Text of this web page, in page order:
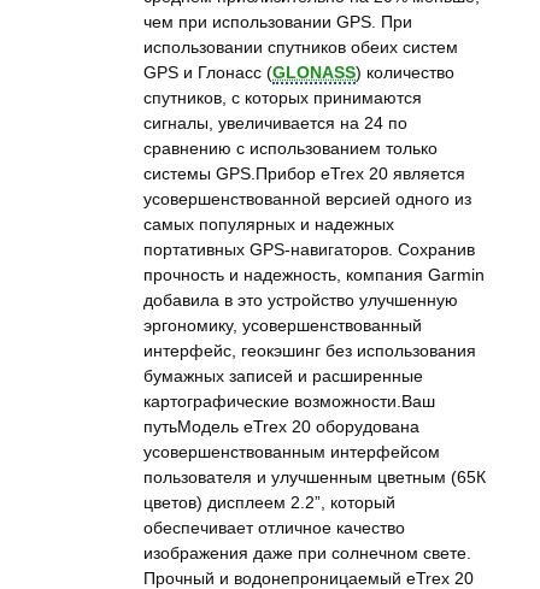
чем при использовании GPS. При
использовании спутников обеих систем
GPS и Глонасс (GLONASS) количество
спутников, с которых принимаются
сигналы, увеличивается на 24 по
сравнению с использованием только
системы GPS.Прибор eTrex 20 является
усовершенствованной версией одного из
самых популярных и надежных
портативных GPS-навигаторов. Сохранив
прочность и надежность, компания Garmin
добавила в это устройство улучшенную
эргономику, усовершенствованный
интерфейс, геокэшинг без использования
бумажных записей и расширенные
картографические возможности.Ваш
путьМодель eTrex 20 оборудована
усовершенствованным интерфейсом
пользователя и улучшенным цветным (65К
цветов) дисплеем 2.2”, который
обеспечивает отличное качество
изображения даже при солнечном свете.
Прочный и водонепроницаемый eTrex 20